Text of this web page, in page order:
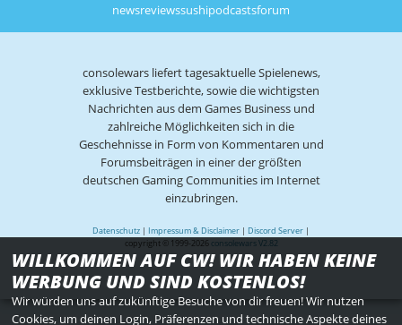
newsreviewssushipodcastsforum
consolewars liefert tagesaktuelle Spielenews,
exklusive Testberichte, sowie die wichtigsten
Nachrichten aus dem Games Business und
zahlreiche Möglichkeiten sich in die
Geschehnisse in Form von Kommentaren und
Forumsbeiträgen in einer der größten
deutschen Gaming Communities im Internet
einzubringen.
Datenschutz | Impressum & Disclaimer | Discord Server |
copyright © 1999-2026 consolewars V2.82
WILLKOMMEN AUF CW! WIR HABEN KEINE
WERBUNG UND SIND KOSTENLOS!
Wir würden uns auf zukünftige Besuche von dir freuen! Wir nutzen
Cookies, um deinen Login, Präferenzen und technische Aspekte deines